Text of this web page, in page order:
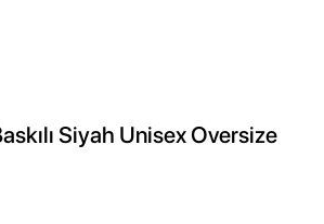
Siyah Unisex Oversize